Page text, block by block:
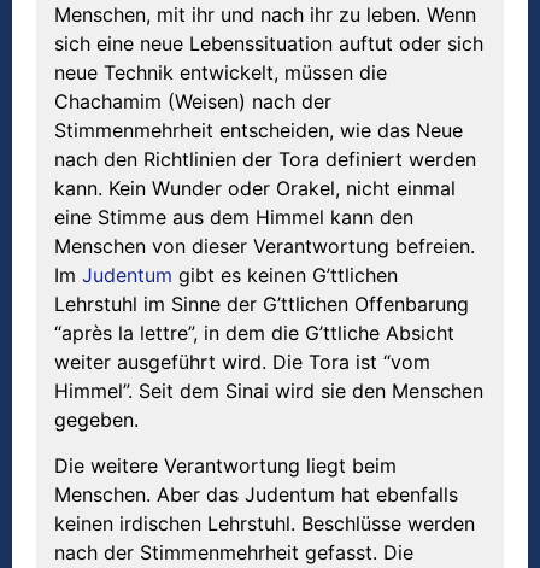
Menschen, mit ihr und nach ihr zu leben. Wenn
sich eine neue Lebenssituation auftut oder sich
neue Technik entwickelt, müssen die
Chachamim (Weisen) nach der
Stimmenmehrheit entscheiden, wie das Neue
nach den Richtlinien der Tora definiert werden
kann. Kein Wunder oder Orakel, nicht einmal
eine Stimme aus dem Himmel kann den
Menschen von dieser Verantwortung befreien.
Im Judentum gibt es keinen G’ttlichen
Lehrstuhl im Sinne der G’ttlichen Offenbarung
“après la lettre”, in dem die G’ttliche Absicht
weiter ausgeführt wird. Die Tora ist “vom
Himmel”. Seit dem Sinai wird sie den Menschen
gegeben.
Die weitere Verantwortung liegt beim
Menschen. Aber das Judentum hat ebenfalls
keinen irdischen Lehrstuhl. Beschlüsse werden
nach der Stimmenmehrheit gefasst. Die